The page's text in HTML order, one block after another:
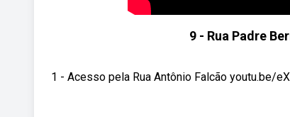
9 - Rua Padre
1 - Acesso pela Rua Antônio Falcão youtu.be/